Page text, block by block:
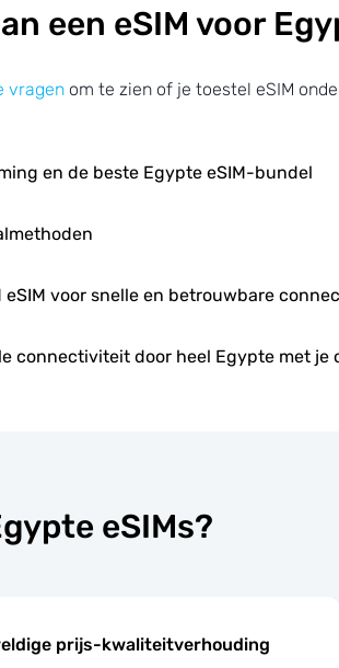
een eSIM voor
vragenom te zien of je toestel eSIM
en de beste Egypte eSIM-bundel
voor snelle en betrouwbare
connectiviteit door heel Egypte met je
eSIMs?
prijs-kwaliteitverhouding